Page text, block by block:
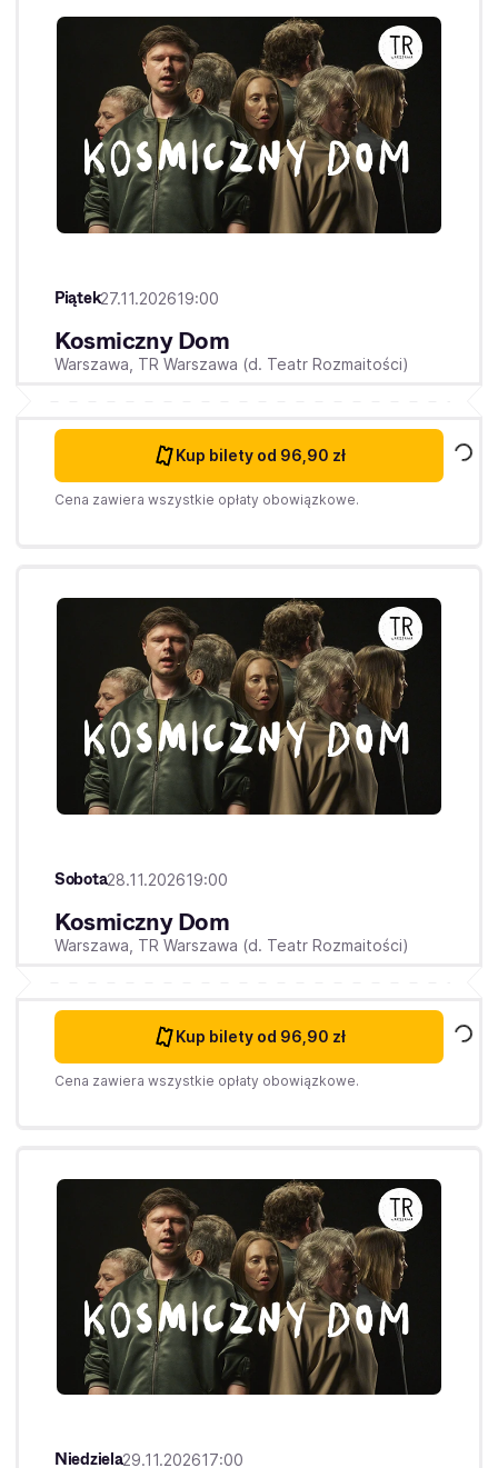
Piątek27.11.202619:00
Kosmiczny Dom
Warszawa, TR Warszawa (d. Teatr Rozmaitości)
Kup bilety od 96,90 zł
Cena zawiera wszystkie opłaty obowiązkowe.
Sobota28.11.202619:00
Kosmiczny Dom
Warszawa, TR Warszawa (d. Teatr Rozmaitości)
Kup bilety od 96,90 zł
Cena zawiera wszystkie opłaty obowiązkowe.
Niedziela29.11.202617:00